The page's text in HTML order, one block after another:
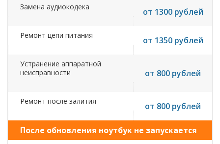
Замена аудиокодека от 1300 рублей
Ремонт цепи питания от 1350 рублей
Устранение аппаратной
неисправности
от 800 рублей
Ремонт после залития от 800 рублей
После обновления ноутбук не запускается